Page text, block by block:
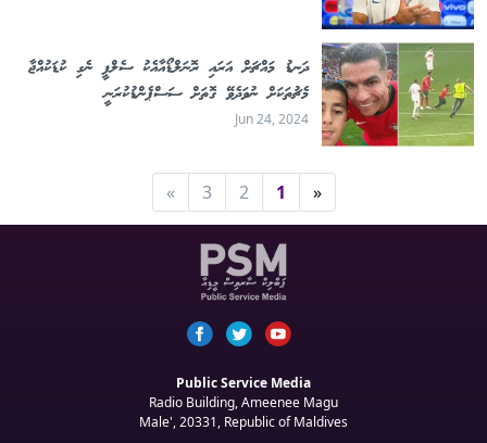
ދަނޑު މައްޗަށް އަރައި ރޮނަލްޑޯއާއެކު ސެލްފީ ނެގި ކުޑަކުއްޖާ
މެޗުތަކަށް ނުވަދެވޭ ގޮތަށް ސަސްޕެންޑުކުރަނީ
Jun 24, 2024
«
1
2
3
»
Public Service Media
Radio Building, Ameenee Magu
Male', 20331, Republic of Maldives